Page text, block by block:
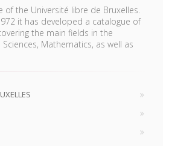
of the Université libre de Bruxelles.
it has developed a catalogue of
the main fields in the
Mathematics, as well as